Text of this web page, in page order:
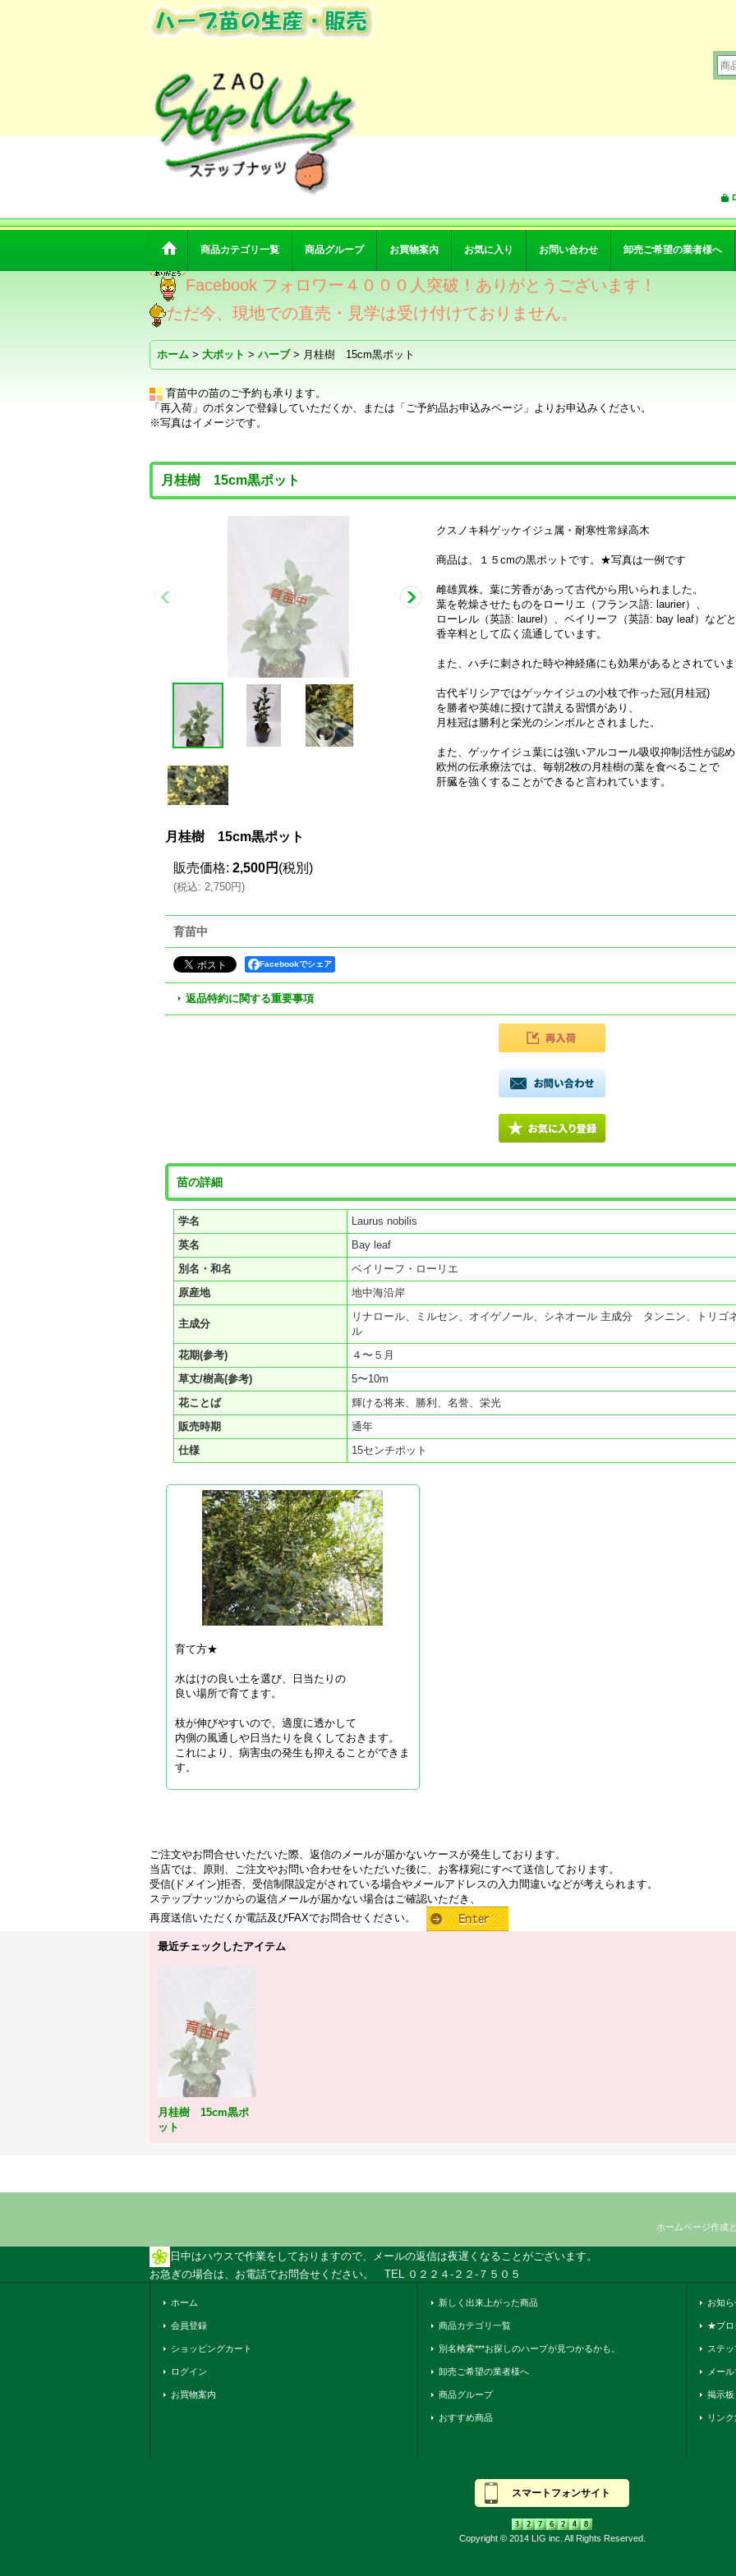
商品カテゴリ一覧 商品グループ お買物案内 お気に入り お問い合わせ 卸売ご希望の業者様へ
Facebook フォロワー４０００人突破！ありがとうございます！
ただ今、現地での直売・見学は受け付けておりません。
ホーム > 大ポット > ハーブ > 月桂樹 15cm黒ポット
育苗中の苗のご予約も承ります。
「再入荷」のボタンで登録していただくか、または「ご予約品お申込みページ」よりお申込みください。
※写真はイメージです。
月桂樹 15cm黒ポット
クスノキ科ゲッケイジュ属・耐寒性常緑高木
商品は、１５cmの黒ポットです。★写真は一例です
雌雄異株。葉に芳香があって古代から用いられました。
葉を乾燥させたものをローリエ（フランス語: laurier）、
ローレル（英語: laurel）、ベイリーフ（英語: bay leaf）など
香辛料として広く流通しています。
また、ハチに刺された時や神経痛にも効果があるとされてい
古代ギリシアではゲッケイジュの小枝で作った冠(月桂冠)
を勝者や英雄に授けて讃える習慣があり、
月桂冠は勝利と栄光のシンボルとされました。
また、ゲッケイジュ葉には強いアルコール吸収抑制活性が認
欧州の伝承療法では、毎朝2枚の月桂樹の葉を食べることで
肝臓を強くすることができると言われています。
月桂樹 15cm黒ポット
販売価格: 2,500円 (税別)
(税込: 2,750円)
育苗中
Facebookでシェア
返品特約に関する重要事項
苗の詳細
学名
Laurus nobilis
英名
Bay leaf
別名・和名
ベイリーフ・ローリエ
原産地
地中海沿岸
主成分
リナロール、ミルセン、オイゲノール、シネオール 主成分 タンニン、トリ
ル
花期(参考)
４〜５月
草丈/樹高(参考)
5〜10m
花ことば
輝ける将来、勝利、名誉、栄光
販売時期
通年
仕様
15センチポット
育て方★
水はけの良い土を選び、日当たりの
良い場所で育てます。
枝が伸びやすいので、適度に透かして
内側の風通しや日当たりを良くしておきます。
これにより、病害虫の発生も抑えることができま
す。
ご注文やお問合せいただいた際、返信のメールが届かないケースが発生しております。
当店では、原則、ご注文やお問い合わせをいただいた後に、お客様宛にすべて送信しております。
受信(ドメイン)拒否、受信制限設定がされている場合やメールアドレスの入力間違いなどが考えられます。
ステップナッツからの返信メールが届かない場合はご確認いただき、
再度送信いただくか電話及びFAXでお問合せください。
最近チェックしたアイテム
月桂樹 15cm黒ポ
ット
ホームページ作成
日中はハウスで作業をしておりますので、メールの返信は夜遅くなることがございます。
お急ぎの場合は、お電話でお問合せください。 TEL ０２２４-２２-７５０５
ホーム
会員登録
ショッピングカート
ログイン
お買物案内
新しく出来上がった商品
商品カテゴリ一覧
別名検索***お探しのハーブが見つかるかも。
卸売ご希望の業者様へ
商品グループ
おすすめ商品
お知ら
★ブ
ステ
メー
掲示板
リンク
スマートフォンサイト
Copyright © 2014 LIG inc. All Rights Reserved.